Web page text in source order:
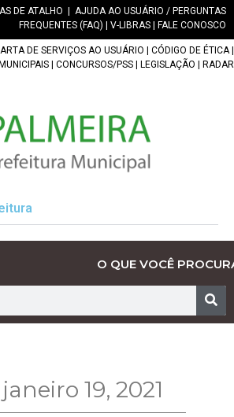
DE ATALHO
AJUDA AO USUÁRIO / PERGUNTAS
FREQUENTES (FAQ)
V-LIBRAS FALE CONOSCO
DE SERVIÇOS AO USUÁRIO CÓDIGO DE ÉTICA|
CONCURSOS/PSS LEGISLAÇÃO RADAR
O QUE VOCÊ
19, 2021